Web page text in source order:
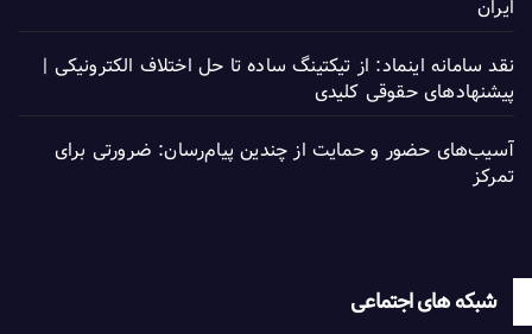
ایران
نقد سامانه اینماد: از تیکتینگ ساده تا حل اختلاف الکترونیکی |
پیشنهادهای حقوقی کلیدی
آسیب‌های حضور و حمایت از چندین پیام‌رسان: ضرورتی برای
تمرکز
شبکه های اجتماعی